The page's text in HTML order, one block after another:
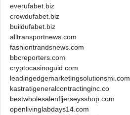
everufabet.biz
crowdufabet.biz
buildufabet.biz
alltransportnews.com
fashiontrandsnews.com
bbcreporters.com
cryptocasinoguid.com
leadingedgemarketingsolutionsmi.com
kastratigeneralcontractinginc.co
bestwholesalenfljerseysshop.com
openlivinglabdays14.com